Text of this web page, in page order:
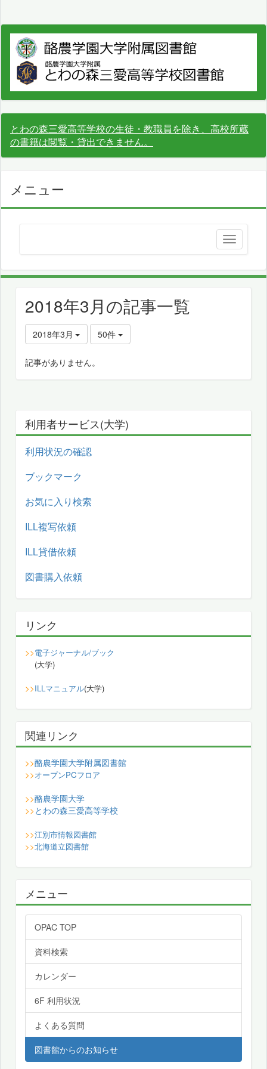
とわの森三愛高等学校の生徒・教職員を除き、高校所蔵
の書籍は閲覧・貸出できません。
メニュー
2018年3月の記事一覧
2018年3月 50件
記事がありません。
利用者サービス(大学)
利用状況の確認
ブックマーク
お気に入り検索
ILL複写依頼
ILL貸借依頼
図書購入依頼
リンク
>>電子ジャーナル/ブック
(大学)
>>ILLマニュアル(大学)
関連リンク
>>酪農学園大学附属図書館
>>オープンPCフロア
>>酪農学園大学
>> とわの森三愛高等学校
>>江別市情報図書館
>>北海道立図書館
メニュー
OPAC TOP
資料検索
カレンダー
6F 利用状況
よくある質問
図書館からのお知らせ